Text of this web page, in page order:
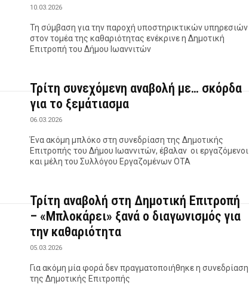
10.03.2026
Τη σύμβαση για την παροχή υποστηρικτικών υπηρεσιών
στον τομέα της καθαριότητας ενέκρινε η Δημοτική
Επιτροπή του Δήμου Ιωαννιτών
Τρίτη συνεχόμενη αναβολή με… σκόρδα
για το ξεμάτιασμα
06.03.2026
Ένα ακόμη μπλόκο στη συνεδρίαση της Δημοτικής
Επιτροπής του Δήμου Ιωαννιτών, έβαλαν οι εργαζόμενοι
και μέλη του Συλλόγου Εργαζομένων ΟΤΑ
Τρίτη αναβολή στη Δημοτική Επιτροπή
– «Μπλοκάρει» ξανά ο διαγωνισμός για
την καθαριότητα
05.03.2026
Για ακόμη μία φορά δεν πραγματοποιήθηκε η συνεδρίαση
της Δημοτικής Επιτροπής